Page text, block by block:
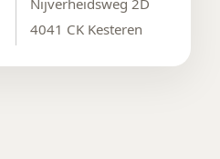
4041 CK Kesteren